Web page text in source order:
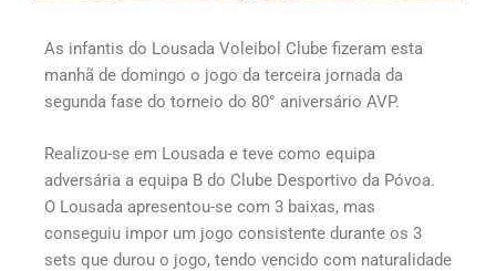
As infantis do Lousada Voleibol Clube fizeram esta
manhã de domingo o jogo da terceira jornada da
segunda fase do torneio do 80° aniversário AVP.
Realizou-se em Lousada e teve como equipa
adversária a equipa B do Clube Desportivo da Póvoa.
O Lousada apresentou-se com 3 baixas, mas
conseguiu impor um jogo consistente durante os 3
sets que durou o jogo, tendo vencido com naturalidade